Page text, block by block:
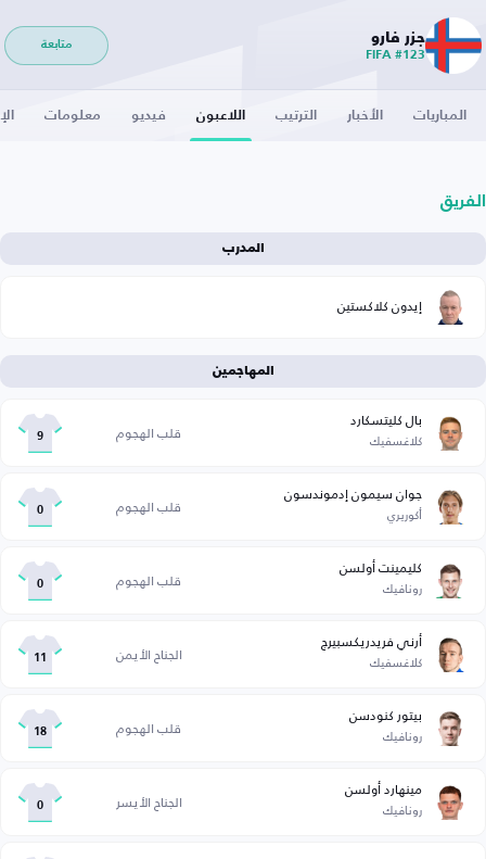
جزر فارو
FIFA #123
متابعة
المباريات الأخبار الترتيب اللاعبون فيديو معلومات
الفريق
المدرب
إيدون كلاكستين
المهاجمين
بال كليتسكارد
كلاغسفيك قلب الهجوم 9
جوان سيمون إدموندسون
أكوريري قلب الهجوم 0
كليمينت أولسن
رونافيك قلب الهجوم 0
أرني فريدريكسبيرج
كلاغسفيك الجناح الأيمن 11
بيتور كنودسن
رونافيك قلب الهجوم 18
مينهارد أولسن
رونافيك الجناح الأيسر 0